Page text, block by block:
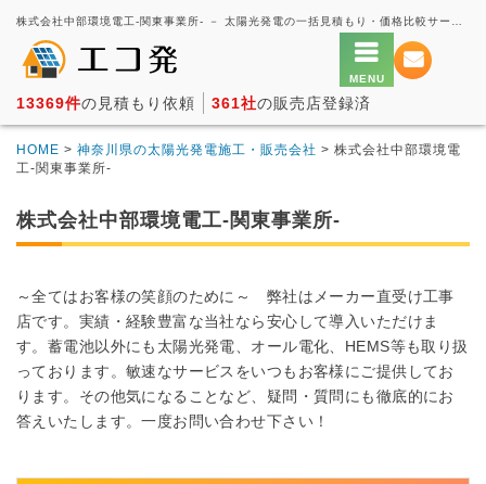
13369件の見積もり依頼 361社の販売店登録済
HOME > 神奈川県の太陽光発電施工・販売会社 > 株式会社中部環境電
工-関東事業所-
株式会社中部環境電工-関東事業所-
～全てはお客様の笑顔のために～ 弊社はメーカー直受け工事
店です。実績・経験豊富な当社なら安心して導入いただけま
す。蓄電池以外にも太陽光発電、オール電化、HEMS等も取り扱
っております。敏速なサービスをいつもお客様にご提供してお
ります。その他気になることなど、疑問・質問にも徹底的にお
答えいたします。一度お問い合わせ下さい！